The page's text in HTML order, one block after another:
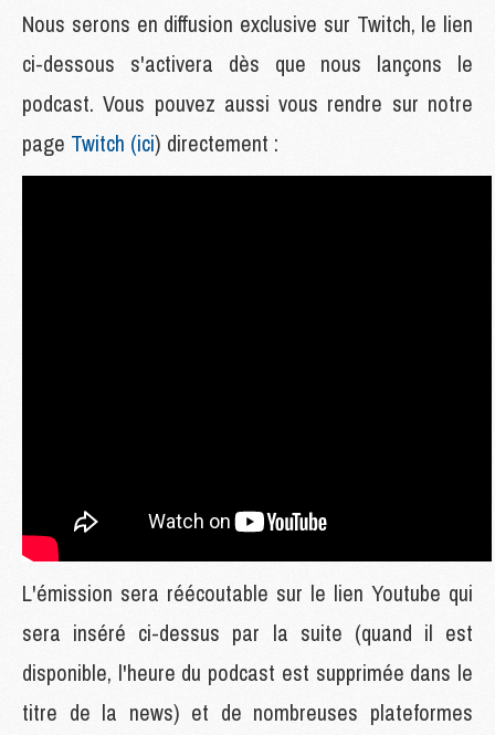
Nous serons en diffusion exclusive sur Twitch, le lien
ci-dessous s'activera dès que nous lançons le
podcast. Vous pouvez aussi vous rendre sur notre
page Twitch (ici) directement :
L'émission sera réécoutable sur le lien Youtube qui
sera inséré ci-dessus par la suite (quand il est
disponible, l'heure du podcast est supprimée dans le
titre de la news) et de nombreuses plateformes